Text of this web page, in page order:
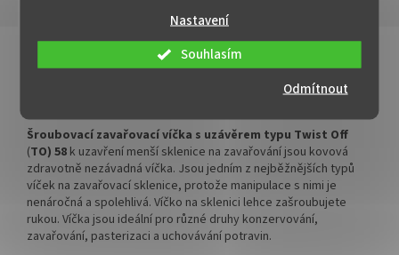
Nastavení
Odmítnout
Souhlasím
✅ Různé varianty víček TO 58
objednejteZDE
✅ Víčka skladem a ihned k
odeslání!
Kupte karton víček a máte
na něj dopravu ZDARMA!
✅ Objednávejte varianty víček
TO 58ZDE
✅ Víčka skladem a ihned k
odeslání!
!!! DOPRAVA ZDARMA POUZE
PRO OBJEDNÁVKY KARTONŮ
!!!
Velkoobchodní balení.
Detailní popis produktu
Víčka Twist Off TO 58 ZLATÁ na zavařovací sklenici se
Šroubovací zavařovací víčka s uzávěrem typu Twist Off
(TO) 58 k uzavření menší sklenice na zavařování jsou kovová
zdravotně nezávadná víčka. Jsou jedním z nejběžnějších typů
víček na zavařovací sklenice, protože manipulace s nimi je
nenáročná a spolehlivá. Víčko na sklenici lehce zašroubujete
rukou. Víčka jsou ideální pro různé druhy konzervování,
zavařování, pasterizaci a uchovávání potravin.